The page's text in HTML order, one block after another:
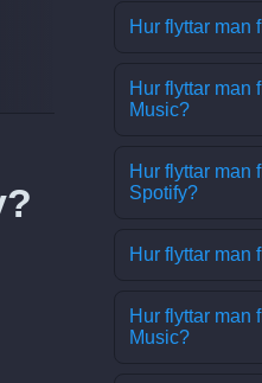
Hur flyttar man
Hur flyttar man
Music?
Hur flyttar man
Spotify?
Hur flyttar man
Hur flyttar man
Music?